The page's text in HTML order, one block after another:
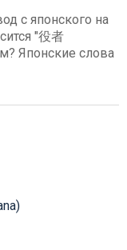
с японского на
"役者
Японские слова